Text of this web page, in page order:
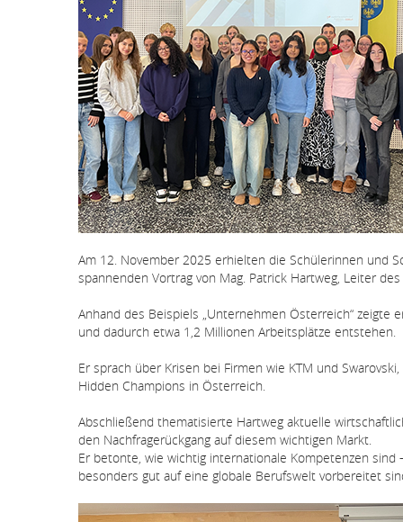
Am 12. November 2025 erhielten die Schülerinnen und
spannenden Vortrag von Mag. Patrick Hartweg, Leiter
Anhand des Beispiels „Unternehmen Österreich“
und dadurch etwa 1,2 Millionen Arbeitsplätze entstehen.
Er sprach über Krisen bei Firmen wie KTM und
Hidden Champions in Österreich.
Abschließend thematisierte Hartweg aktuelle
den Nachfragerückgang auf diesem wichtigen Markt.
Er betonte, wie wichtig internationale Kompetenzen
besonders gut auf eine globale Berufswelt vorbereitet
Bildergallerie